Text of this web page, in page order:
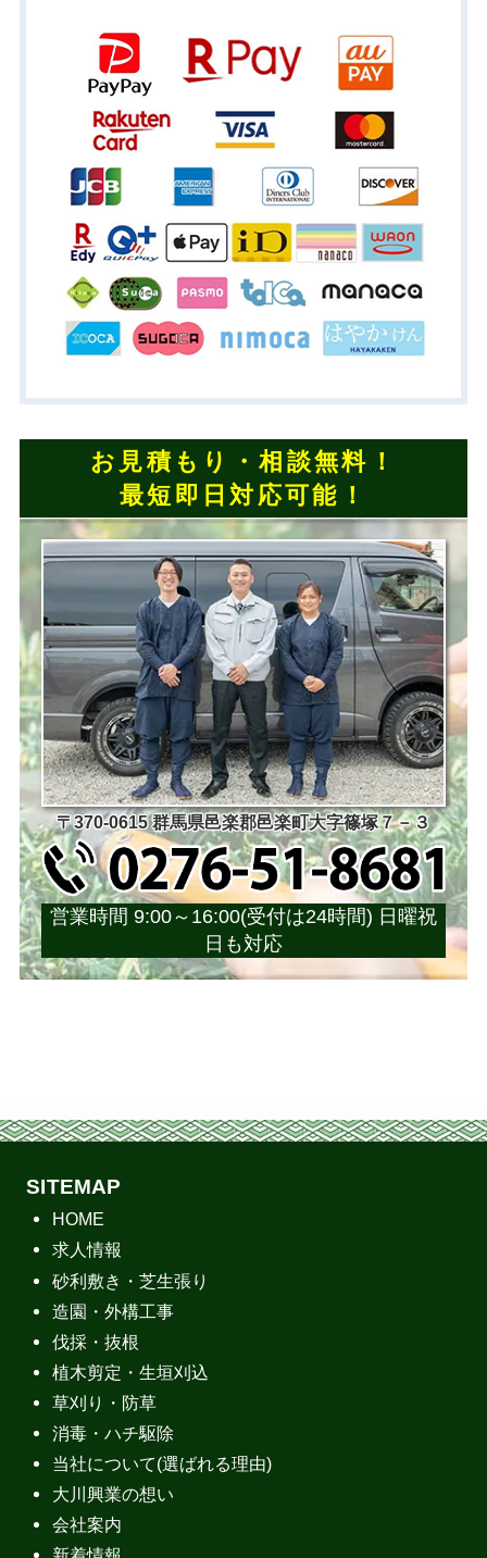
お見積もり・相談無料！
最短即日対応可能！
〒370-0615 群馬県邑楽郡邑楽町大字篠塚７－３
営業時間 9:00～16:00(受付は24時間) 日曜祝
日も対応
SITEMAP
HOME
求人情報
砂利敷き・芝生張り
造園・外構工事
伐採・抜根
植木剪定・生垣刈込
草刈り・防草
消毒・ハチ駆除
当社について(選ばれる理由)
大川興業の想い
会社案内